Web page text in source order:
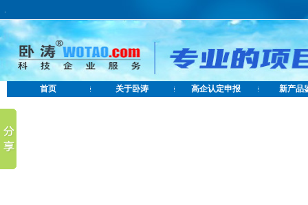
.
首页 关于卧涛 高企认定申报 新产品